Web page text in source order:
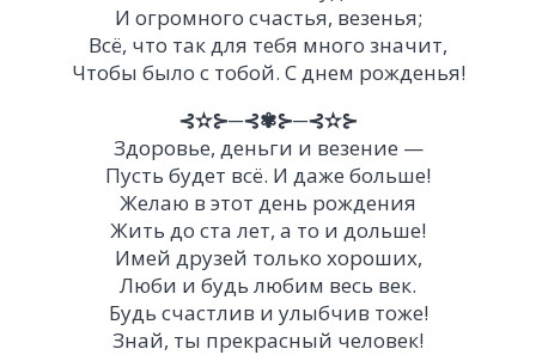
И огромного счастья, везенья;
Всё, что так для тебя много значит,
Чтобы было с тобой. С днем рожденья!
⊰✫⊱─⊰✾⊱─⊰✫⊱
Здоровье, деньги и везение —
Пусть будет всё. И даже больше!
Желаю в этот день рождения
Жить до ста лет, а то и дольше!
Имей друзей только хороших,
Люби и будь любим весь век.
Будь счастлив и улыбчив тоже!
Знай, ты прекрасный человек!